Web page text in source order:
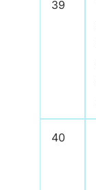
39
40